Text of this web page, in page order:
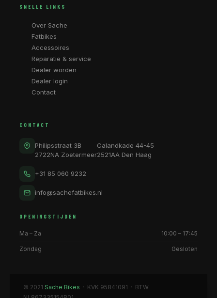
SNELLE LINKS
Over Sache
Fatbikes
Accessoires
Reparatie & service
Dealer worden
Dealer login
Contact
CONTACT
Philipsstraat 3B
2722NA Zoetermeer
Calandkade 44-45
2521AA Den Haag
+31 85 060 9232
info@sachefatbikes.nl
OPENINGSTIJDEN
Ma – Za 10:00 – 17:45
Zondag Gesloten
© 2021 Sache Bikes · KVK 95841091 · BTW